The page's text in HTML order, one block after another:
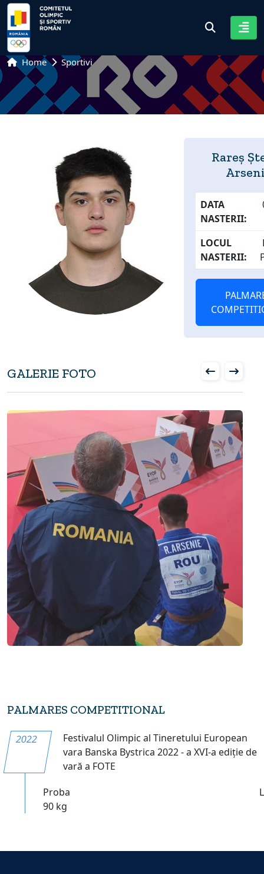
Home Sportivi
Rareș
DATA
NASTERII:
LOCUL
NASTERII:
GALERIE FOTO
PALMARES COMPETITIONAL
2022
Festivalul Olimpic al Tineretului European
vara Banska Bystrica 2022 - a XVI-a ediție de
vară a FOTE
Proba
90 kg